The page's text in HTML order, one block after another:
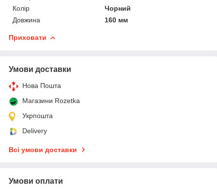
Колір
Чорний
Довжина
160 мм
Приховати
Умови доставки
Нова Пошта
Магазини Rozetka
Укрпошта
Delivery
Всі умови доставки
Умови оплати